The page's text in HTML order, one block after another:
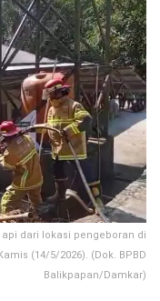
dari lokasi pengeboran di
(14/5/2026). (Dok. BPBD
Balikpapan/Damkar)